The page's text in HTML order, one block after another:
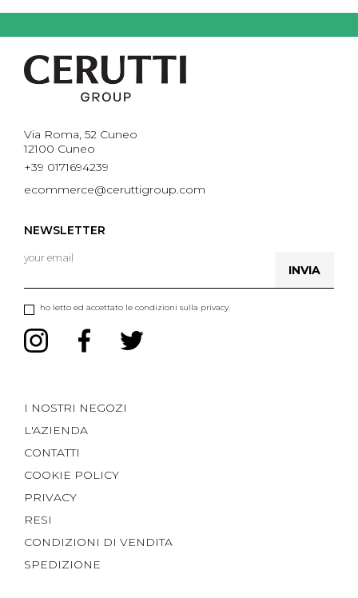
Via Roma, 52 Cuneo
12100 Cuneo
+39 0171694239
ecommerce@ceruttigroup.com
NEWSLETTER
ho letto ed accettato le condizioni sulla privacy.
INVIA
I NOSTRI NEGOZI
L'AZIENDA
CONTATTI
COOKIE POLICY
PRIVACY
RESI
CONDIZIONI DI VENDITA
SPEDIZIONE